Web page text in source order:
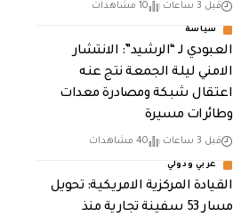
قبل 3 ساعات 10 مشاهدات
سياسة
العبودي لـ “الرشيد”: الانتشار
الامني ليلة الجمعة نتج عنه
اعتقال شبكة ومصادرة معدات
وطائرات مسيرة
قبل 3 ساعات 40 مشاهدات
عربي ودولي
القيادة المركزية الامريكية: تحويل
مسار 53 سفينة تجارية منذ